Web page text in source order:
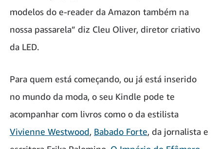
modelos do e-reader da Amazon também na
nossa passarela” diz Cleu Oliver, diretor criativo
da LED.
Para quem está começando, ou já está inserido
no mundo da moda, o seu Kindle pode te
acompanhar com livros como o da estilista
Vivienne Westwood, Babado Forte, da jornalista e